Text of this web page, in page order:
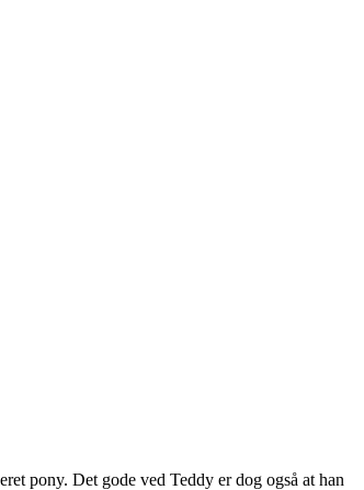
pony. Det gode ved Teddy er dog også at han